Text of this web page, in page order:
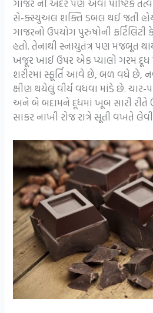
ગાજર ની અંદર પણ એવા પૌષ્ટિક
સે-ક્સ્યુઅલ શક્તિ ડબલ થઈ જતી હોય
ગાજરનો ઉપયોગ પુરુષોની ફર્ટિલિટી
હતો. તેનાથી સ્નાયુતંત્ર પણ મજબૂત
ખજૂર ખાઈ ઉપર એક પ્યાલો ગરમ દૂધ
શરીરમાં સ્ફૂર્તિ આવે છે, બળ વધે છે,
ક્ષીણ થયેલું વીર્ય વધવા માંડે છે.
અને બે બદામને દૂધમાં ખૂબ સારી રીતે
સાકર નાખી રોજ રાત્રે સૂતી વખતે